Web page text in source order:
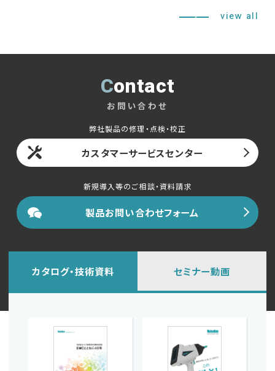
view all
Contact
お問い合わせ
弊社製品の修理・点検・校正
カスタマーサービスセンター
新規導入等のご相談・資料請求
製品お問い合わせフォーム
カタログ・技術資料 セミナー動画